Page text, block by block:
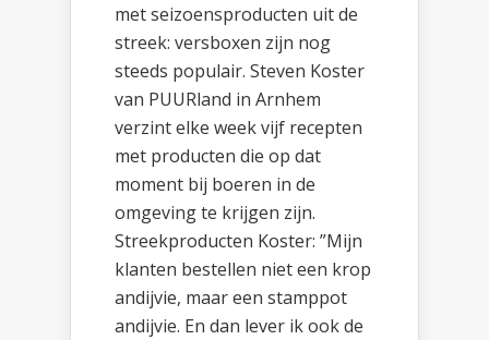
met seizoensproducten uit de
streek: versboxen zijn nog
steeds populair. Steven Koster
van PUURland in Arnhem
verzint elke week vijf recepten
met producten die op dat
moment bij boeren in de
omgeving te krijgen zijn.
Streekproducten Koster: ”Mijn
klanten bestellen niet een krop
andijvie, maar een stamppot
andijvie. En dan lever ik ook de